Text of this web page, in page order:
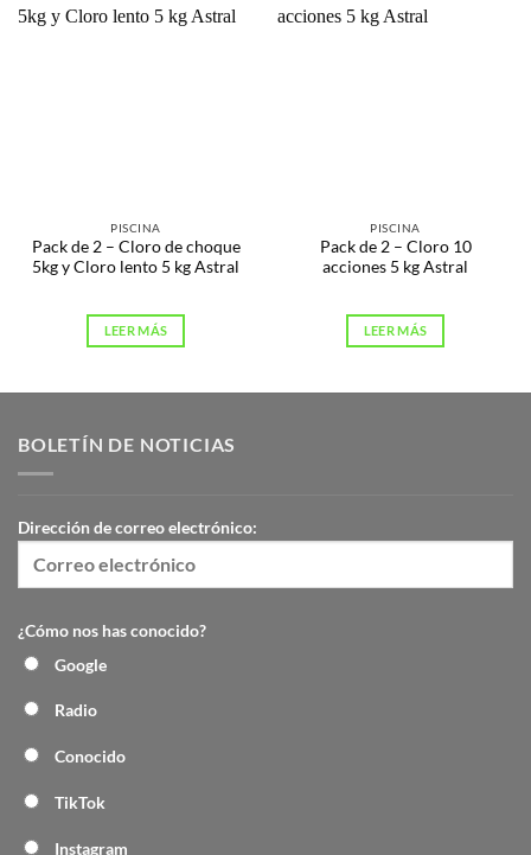
PISCINA
Pack de 2 – Cloro de choque
5kg y Cloro lento 5 kg Astral
LEER MÁS
PISCINA
Pack de 2 – Cloro 10
acciones 5 kg Astral
LEER MÁS
BOLETÍN DE NOTICIAS
Dirección de correo electrónico:
¿Cómo nos has conocido?
Google
Radio
Conocido
TikTok
Instagram